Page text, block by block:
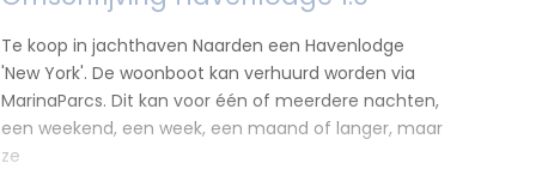
Te koop in jachthaven Naarden een Havenlodge
'New York'. De woonboot kan verhuurd worden via
MarinaParcs. Dit kan voor één of meerdere nachten,
een weekend, een week, een maand of langer, maar
ze